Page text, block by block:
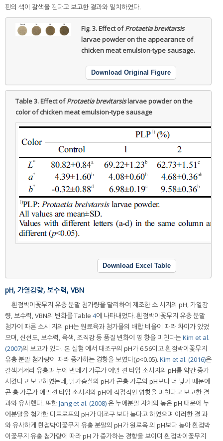
핀의 색이 갈색을 띤다고 보고한 결과와 일치하였다.
Fig. 3.Effect ofProtaetia brevitarsis
larvae powder on the appearance of
chicken meat emulsion-type sausage.
Download Original Figure
Table 3.Effect ofProtaetia brevitarsislarvae powder on the
color of chicken meat emulsion-type sausage
Download Excel Table
pH, 가열감량, 보수력, VBN
흰점박이꽃무지 유충 분말 첨가량을 달리하여 제조한 소 시지의 pH, 가열감
량, 보수력, VBN의 변화를 Table 4에 나타내었다. 흰점박이꽃무지 유충 분말
첨가에 따른 소시 지의 pH는 원료육과 첨가물의 배합 비율에 따라 차이가 있었
으며, 신선도, 보수력, 육색, 조직감 등 품질 변화에 영 향을 미친다는Kim et al.
(2007)의 보고가 있다. 본 실험 에서 대조구의 pH가 6.56이고 흰점박이꽃무지
유충 분말 첨가량에 따라 증가하는 경향을 보였다(p<0.05). Kim et al. (2016)은
갈색거저리 유충과 누에 번데기 가루가 에멀 젼 타입 소시지의 pH를 약간 증가
시켰다고 보고하였는데, 닭가슴살의 pH가 곤충 가루의 pH보다 더 낮기 때문에
곤 충 가루가 에멀젼 타입 소시지의 pH에 직접적인 영향을 미친다고 보고한 결
과와 유사했다. 또한Jang et al. (2008)은 누에분말 자체의 높은 pH 때문에 누
에분말을 첨가한 미트로프의 pH가 대조구 보다 높다고 하였으며 이러한 결 과
와 유사하게 흰점박이꽃무지 유충 분말의 pH가 원료육 의 pH보다 높아 흰점박
이꽃무지 유충 첨가량에 따라 pH 가 증가하는 경향을 보이며 흰점박이꽃무지